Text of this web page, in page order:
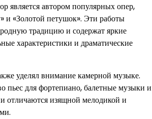
является автором популярных опер,
и «Золотой петушок». Эти работы
традицию и содержат яркие
характеристики и драматические
уделял внимание камерной музыке.
пьес для фортепиано, балетные музыки и
отличаются изящной мелодикой и